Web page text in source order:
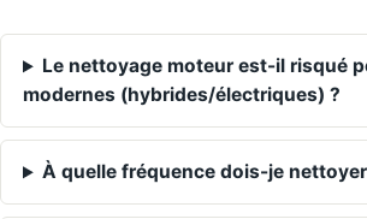
Le nettoyage moteur est-il risqué
modernes (hybrides/électriques) ?
À quelle fréquence dois-je